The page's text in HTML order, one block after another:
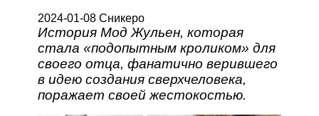
2024-01-08 Сникеро
История Мод Жульен, которая
стала «подопытным кроликом» для
своего отца, фанатично верившего
в идею создания сверхчеловека,
поражает своей жестокостью.